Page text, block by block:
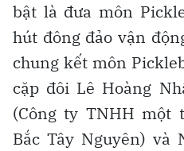
bật là đưa môn
hút đông đảo vận
chung kết môn
cặp đôi Lê Hoàng
(Công ty TNHH một
Bắc Tây Nguyên) và